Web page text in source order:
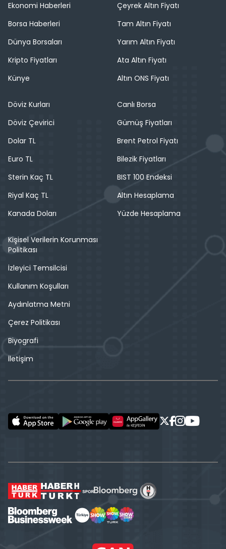
Ekonomi Haberleri
Borsa Haberleri
Dünya Borsaları
Kripto Fiyatları
Künye
Çeyrek Altın Fiyatı
Tam Altın Fiyatı
Yarım Altın Fiyatı
Ata Altın Fiyatı
Altın ONS Fiyatı
Döviz Kurları
Döviz Çevirici
Dolar TL
Euro TL
Sterin Kaç TL
Riyal Kaç TL
Kanada Doları
Canlı Borsa
Gümüş Fiyatları
Brent Petrol Fiyatı
Bilezik Fiyatları
BIST 100 Endeksi
Altın Hesaplama
Yüzde Hesaplama
Kişisel Verilerin Korunması
Politikası
İzleyici Temsilcisi
Kullanım Koşulları
Aydınlatma Metni
Çerez Politikası
Biyografi
İletişim